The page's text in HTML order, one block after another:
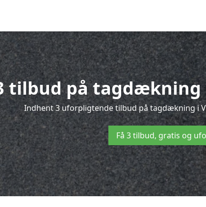
tilbud på
Indhent 3 uforpligtende tilbud på tagdækning i
Få 3 tilbud, gratis og